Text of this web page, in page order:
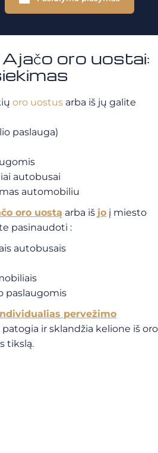
oro uostai:
oro uostus arba iš jų galite
paslauga)
autobusai
automobiliu
oro uostą arba iš jo į miesto
pasinaudoti :
autobusais
paslaugomis
pervežimo
ir sklandžia kelione iš oro
tikslą.